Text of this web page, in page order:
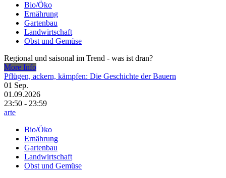
Bio/Öko
Ernährung
Gartenbau
Landwirtschaft
Obst und Gemüse
Regional und saisonal im Trend - was ist dran?
More Info
Pflügen, ackern, kämpfen: Die Geschichte der Bauern
01 Sep.
01.09.2026
23:50 - 23:59
arte
Bio/Öko
Ernährung
Gartenbau
Landwirtschaft
Obst und Gemüse